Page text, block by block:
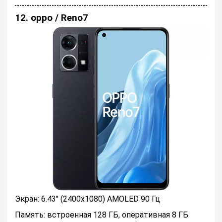
12. орро / Reno7
Экран: 6.43" (2400x1080) AMOLED 90 Гц
Память: встроенная 128 ГБ, оперативная 8 ГБ